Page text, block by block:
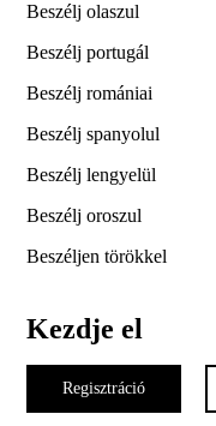
Beszélj olaszul
Beszélj portugál
Beszélj romániai
Beszélj spanyolul
Beszélj lengyelül
Beszélj oroszul
Beszéljen törökkel
Kezdje el
Regisztráció